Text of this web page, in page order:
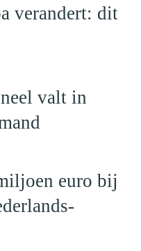
verandert: dit
valt in
euro bij